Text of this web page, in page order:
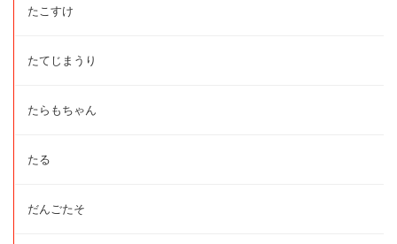
たこすけ
たてじまうり
たらもちゃん
たる
だんごたそ